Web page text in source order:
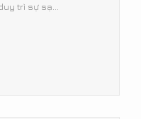
trì sự sạ...